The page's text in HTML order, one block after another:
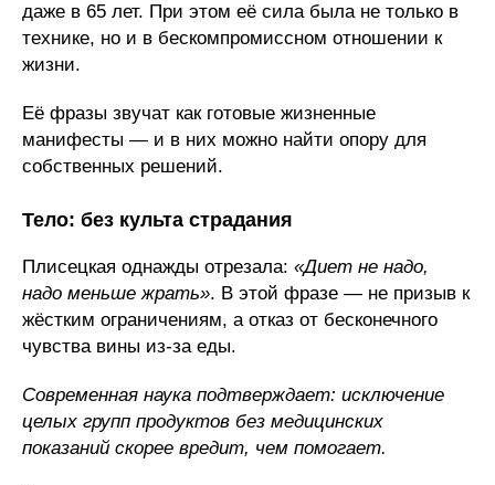
даже в 65 лет. При этом её сила была не только в
технике, но и в бескомпромиссном отношении к
жизни.
Её фразы звучат как готовые жизненные
манифесты — и в них можно найти опору для
собственных решений.
Тело: без культа страдания
Плисецкая однажды отрезала: «Диет не надо,
надо меньше жрать». В этой фразе — не призыв к
жёстким ограничениям, а отказ от бесконечного
чувства вины из‑за еды.
Современная наука подтверждает: исключение
целых групп продуктов без медицинских
показаний скорее вредит, чем помогает.